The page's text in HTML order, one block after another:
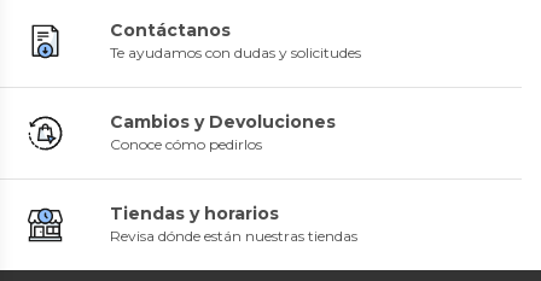
Contáctanos
Te ayudamos con dudas y solicitudes
Cambios y Devoluciones
Conoce cómo pedirlos
Tiendas y horarios
Revisa dónde están nuestras tiendas